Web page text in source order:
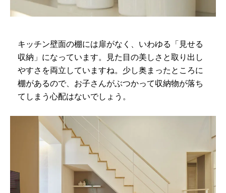
キッチン壁面の棚には扉がなく、いわゆる「見せる
収納」になっています。見た目の美しさと取り出し
やすさを両立していますね。少し奥まったところに
棚があるので、お子さんがぶつかって収納物が落ち
てしまう心配はないでしょう。